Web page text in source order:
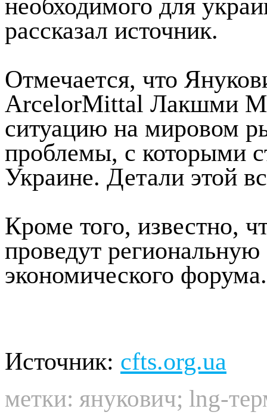
рассказал источник.
Отмечается, что
ArcelorMittal Лакшми
ситуацию на мировом
проблемы, с которыми
Украине. Детали этой
Кроме того, известно,
проведут
экономического форума.
Источник: cfts.org.ua
метки: янукович; lng-